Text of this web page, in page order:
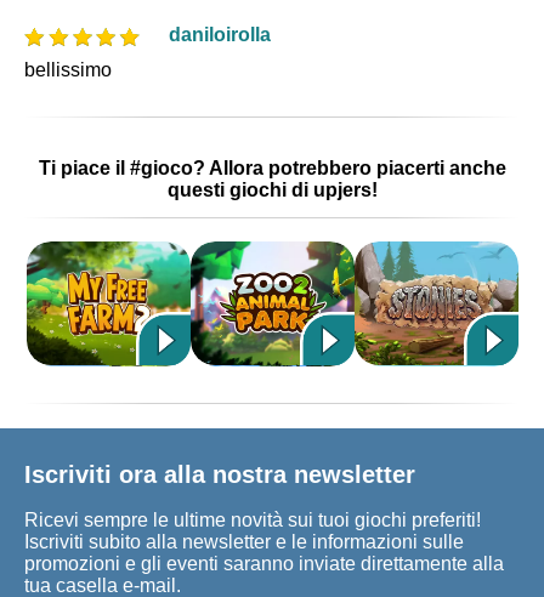
daniloirolla
bellissimo
Ti piace il #gioco? Allora potrebbero piacerti anche
questi giochi di upjers!
Iscriviti ora alla nostra newsletter
Ricevi sempre le ultime novità sui tuoi giochi preferiti!
Iscriviti subito alla newsletter e le informazioni sulle
promozioni e gli eventi saranno inviate direttamente alla
tua casella e-mail.